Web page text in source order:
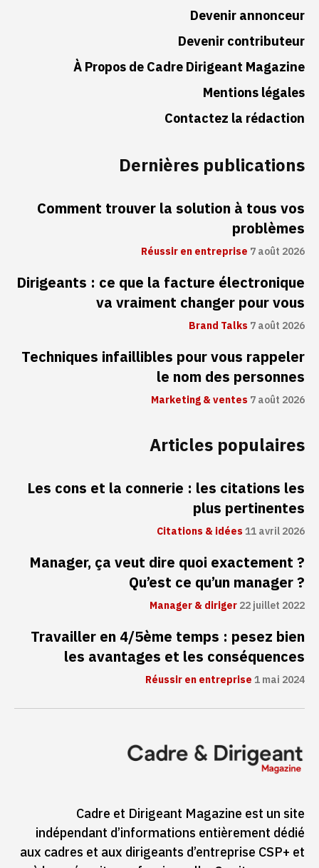
Devenir annonceur
Devenir contributeur
À Propos de Cadre Dirigeant Magazine
Mentions légales
Contactez la rédaction
Dernières publications
Comment trouver la solution à tous vos
problèmes
Réussir en entreprise 7 août 2026
Dirigeants : ce que la facture électronique
va vraiment changer pour vous
Brand Talks7 août 2026
Techniques infaillibles pour vous rappeler
le nom des personnes
Marketing & ventes7 août 2026
Articles populaires
Les cons et la connerie : les citations les
plus pertinentes
Citations & idées11 avril 2026
Manager, ça veut dire quoi exactement ?
Qu’est ce qu’un manager ?
Manager & diriger22 juillet 2022
Travailler en 4/5ème temps : pesez bien
les avantages et les conséquences
Réussir en entreprise1 mai 2024
Cadre et Dirigeant Magazine est un site
indépendant d’informations entièrement dédié
aux cadres et aux dirigeants d’entreprise CSP+ et